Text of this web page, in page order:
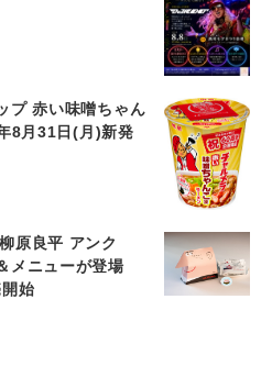
プ 赤い味噌ちゃん
8月31日(月)新発
原良平 アンク
メニューが登場
始